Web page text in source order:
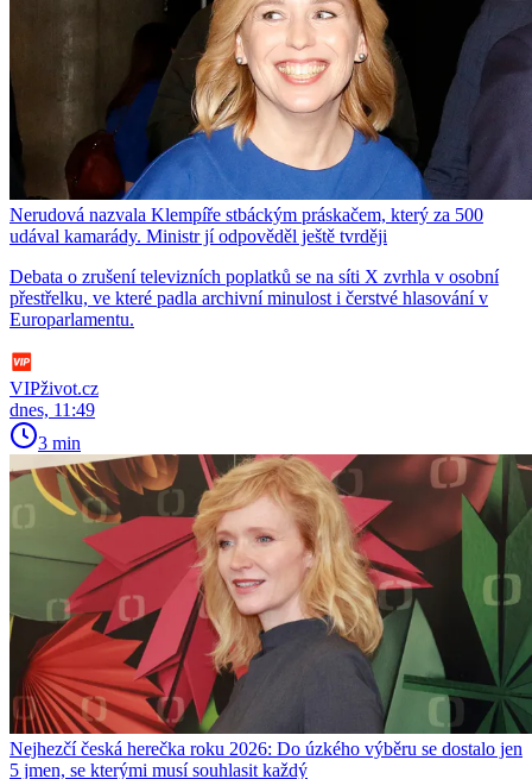
Nerudová nazvala Klempíře stbáckým práskačem, který za 500
udával kamarády. Ministr jí odpověděl ještě tvrději
Debata o zrušení televizních poplatků se na síti X zvrhla v osobní
přestřelku, ve které padla archivní minulost i čerstvé hlasování v
Europarlamentu.
VIPživot.cz
dnes, 11:49
3 min
Nejhezčí česká herečka roku 2026: Do úzkého výběru se dostalo jen
5 jmen, se kterými musí souhlasit každý